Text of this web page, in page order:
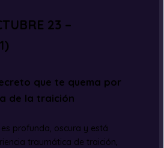
23 –
que te quema por
de la traición
profunda, oscura y está
traumática de traición,